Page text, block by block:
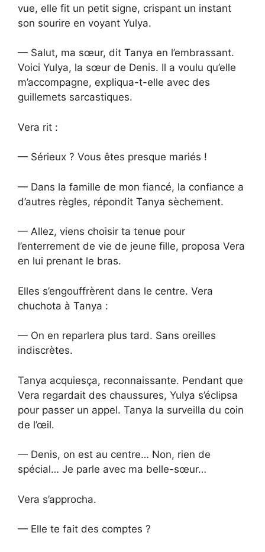
vue, elle fit un petit signe, crispant un instant
son sourire en voyant Yulya.
— Salut, ma sœur, dit Tanya en l’embrassant.
Voici Yulya, la sœur de Denis. Il a voulu qu’elle
m’accompagne, expliqua-t-elle avec des
guillemets sarcastiques.
Vera rit :
— Sérieux ? Vous êtes presque mariés !
— Dans la famille de mon fiancé, la confiance a
d’autres règles, répondit Tanya sèchement.
— Allez, viens choisir ta tenue pour
l’enterrement de vie de jeune fille, proposa Vera
en lui prenant le bras.
Elles s’engouffrèrent dans le centre. Vera
chuchota à Tanya :
— On en reparlera plus tard. Sans oreilles
indiscrètes.
Tanya acquiesça, reconnaissante. Pendant que
Vera regardait des chaussures, Yulya s’éclipsa
pour passer un appel. Tanya la surveilla du coin
de l’œil.
— Denis, on est au centre… Non, rien de
spécial… Je parle avec ma belle-sœur…
Vera s’approcha.
— Elle te fait des comptes ?